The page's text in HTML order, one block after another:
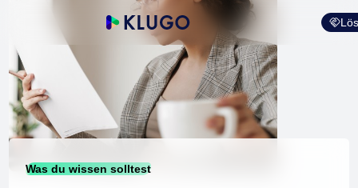
Was du wissen solltest